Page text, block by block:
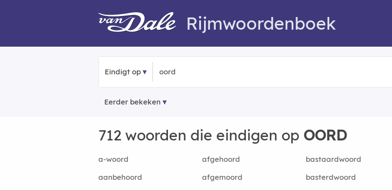
Rijmwoordenboek
Eindigt op
Eerder bekeken
712 woorden die eindigen op OORD
a-woord afgehoord
bastaardwoord
aanbehoord
afgemoord
basterdwoord